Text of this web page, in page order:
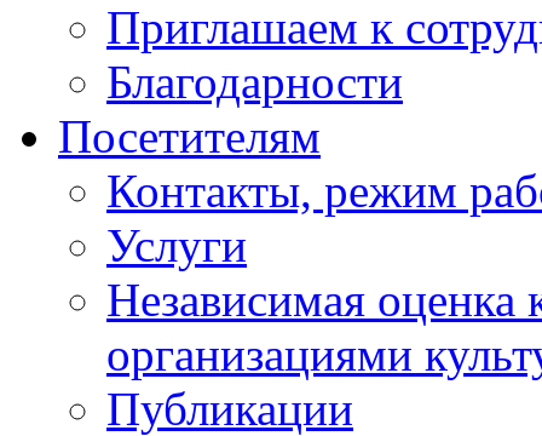
Приглашаем к
Благодарности
Посетителям
Контакты, режим
Услуги
Независимая оценка
организациями
Публикации